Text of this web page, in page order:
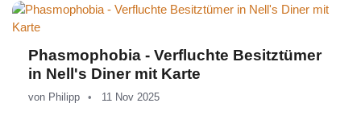
Phasmophobia - Verfluchte Besitztümer
in Nell's Diner mit Karte
von Philipp 11 Nov 2025